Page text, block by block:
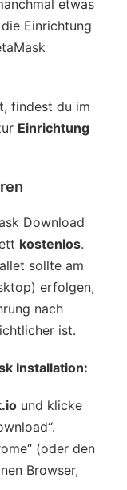
etwas
Einrichtung
findest du im
Einrichtung
Download
kostenlos.
sollte am
erfolgen,
nach
ist.
Installation:
und klicke
(oder den
Browser,